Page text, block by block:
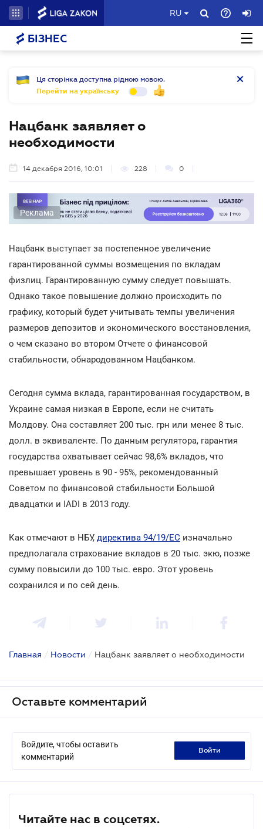
RU
БІЗНЕС
Ця сторінка доступна рідною мовою.
Перейти на українську
Нацбанк заявляет о
необходимости
14 декабря 2016, 10:01 228 0
Реклама
Нацбанк выступает за постепенное увеличение
гарантированной суммы возмещения по вкладам
физлиц. Гарантированную сумму следует повышать.
Однако такое повышение должно происходить по
графику, который будет учитывать темпы увеличения
размеров депозитов и экономического восстановления,
о чем сказано во втором Отчете о финансовой
стабильности, обнародованном Нацбанком.
Сегодня сумма вклада, гарантированная государством, в
Украине самая низкая в Европе, если не считать
Молдову. Она составляет 200 тыс. грн или менее 8 тыс.
долл. в эквиваленте. По данным регулятора, гарантия
государства охватывает сейчас 98,6% вкладов, что
превышает уровень в 90 - 95%, рекомендованный
Советом по финансовой стабильности Большой
двадцатки и IADI в 2013 году.
Как отмечают в НБУ, директива 94/19/ЕС изначально
предполагала страхование вкладов в 20 тыс. экю, позже
сумму повысили до 100 тыс. евро. Этот уровень
сохранился и по сей день.
Главная / Новости / Нацбанк заявляет о необходимости
Оставьте комментарий
Войдите, чтобы оставить
комментарий
войти
Читайте нас в соцсетях.